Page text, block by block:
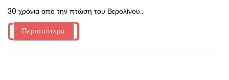
30 χρόνια από την πτώση του Βερολίνου...
Περισσότερα